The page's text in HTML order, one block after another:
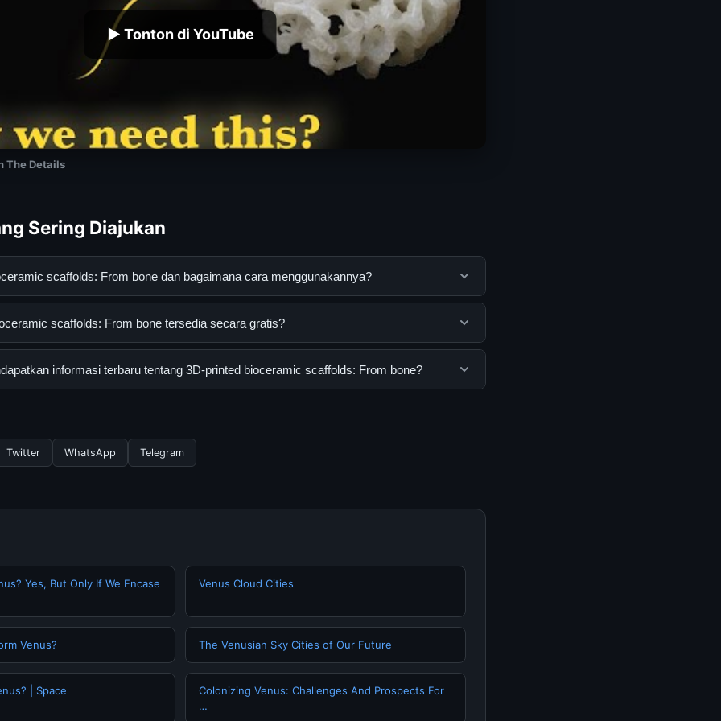
▶ Tonton di YouTube
The Details
Sering Diajukan
scaffolds: From bone dan bagaimana cara menggunakannya?
scaffolds: From bone adalah layanan digital yang dirancang untuk membantu
dan mengikuti panduan yang tersedia.
scaffolds: From bone tersedia secara gratis?
scaffolds: From bone dapat diakses secara gratis oleh semua pengguna. Tidak
informasi terbaru tentang 3D-printed bioceramic scaffolds: From bone?
Twitter WhatsApp Telegram
Yes, But Only If We Encase Venus Cloud Cities
Venus? The Venusian Sky Cities of Our Future
| Space
Colonizing Venus: Challenges And Prospects For
…